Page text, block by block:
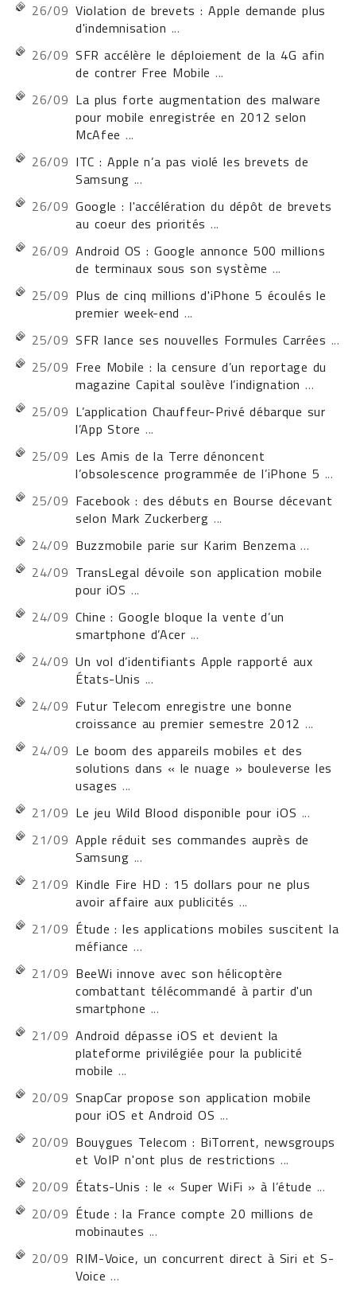
26/09 Violation de brevets : Apple demande plus
d'indemnisation ...
26/09 SFR accélère le déploiement de la 4G afin
de contrer Free Mobile ...
26/09 La plus forte augmentation des malware
pour mobile enregistrée en 2012 selon
McAfee...
26/09 ITC : Apple n’a pas violé les brevets de
Samsung ...
26/09 Google : l'accélération du dépôt de brevets
au coeur des priorités ...
26/09 Android OS : Google annonce 500 millions
de terminaux sous son système...
25/09 Plus de cinq millions d'iPhone 5 écoulés le
premier week-end ...
25/09 SFR lance ses nouvelles Formules Carrées ...
25/09 Free Mobile : la censure d’un reportage du
magazine Capital soulève l’indignation ...
25/09 L’application Chauffeur-Privé débarque sur
l’App Store ...
25/09 Les Amis de la Terre dénoncent
l’obsolescence programmée de l’iPhone 5 ...
25/09 Facebook : des débuts en Bourse décevant
selon Mark Zuckerberg ...
24/09 Buzzmobile parie sur Karim Benzema ...
24/09 TransLegal dévoile son application mobile
pour iOS ...
24/09 Chine : Google bloque la vente d’un
smartphone d’Acer ...
24/09 Un vol d’identifiants Apple rapporté aux
États-Unis ...
24/09 Futur Telecom enregistre une bonne
croissance au premier semestre 2012 ...
24/09 Le boom des appareils mobiles et des
solutions dans « le nuage » bouleverse les
usages ...
21/09 Le jeu Wild Blood disponible pour iOS ...
21/09 Apple réduit ses commandes auprès de
Samsung ...
21/09 Kindle Fire HD : 15 dollars pour ne plus
avoir affaire aux publicités ...
21/09 Étude : les applications mobiles suscitent la
méfiance ...
21/09 BeeWi innove avec son hélicoptère
combattant télécommandé à partir d'un
smartphone ...
21/09 Android dépasse iOS et devient la
plateforme privilégiée pour la publicité
mobile ...
20/09 SnapCar propose son application mobile
pour iOS et Android OS ...
20/09 Bouygues Telecom : BiTorrent, newsgroups
et VoIP n'ont plus de restrictions ...
20/09 États-Unis : le « Super WiFi » à l’étude ...
20/09 Étude : la France compte 20 millions de
mobinautes ...
20/09 RIM-Voice, un concurrent direct à Siri et S-
Voice ...